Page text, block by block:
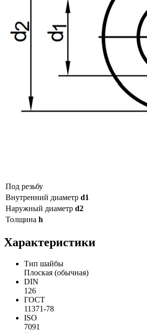
Под резьбу
Внутренний диаметр d1
Наружный диаметр d2
Толщина h
Характеристики
Тип шайбы
Плоская (обычная)
DIN
126
ГОСТ
11371-78
ISO
7091